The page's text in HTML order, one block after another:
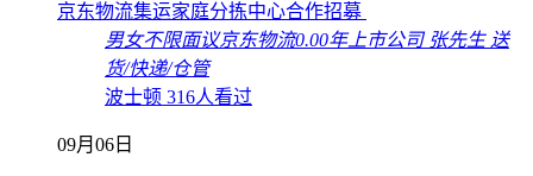
京东物流集运家庭分拣中心合作招募
男女不限面议京东物流0.00年上市公司 张先生 送
货/快递/仓管
波士顿 316人看过
09月06日